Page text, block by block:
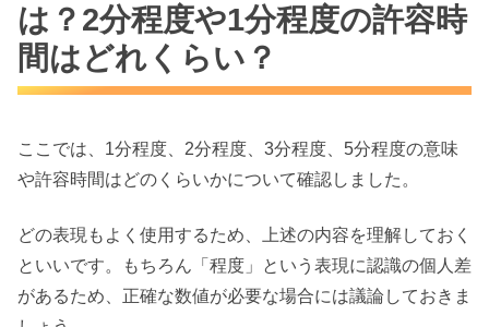
は？2分程度や1分程度の許容時
間はどれくらい？
ここでは、1分程度、2分程度、3分程度、5分程度の意味
や許容時間はどのくらいかについて確認しました。
どの表現もよく使用するため、上述の内容を理解しておく
といいです。もちろん「程度」という表現に認識の個人差
があるため、正確な数値が必要な場合には議論しておきま